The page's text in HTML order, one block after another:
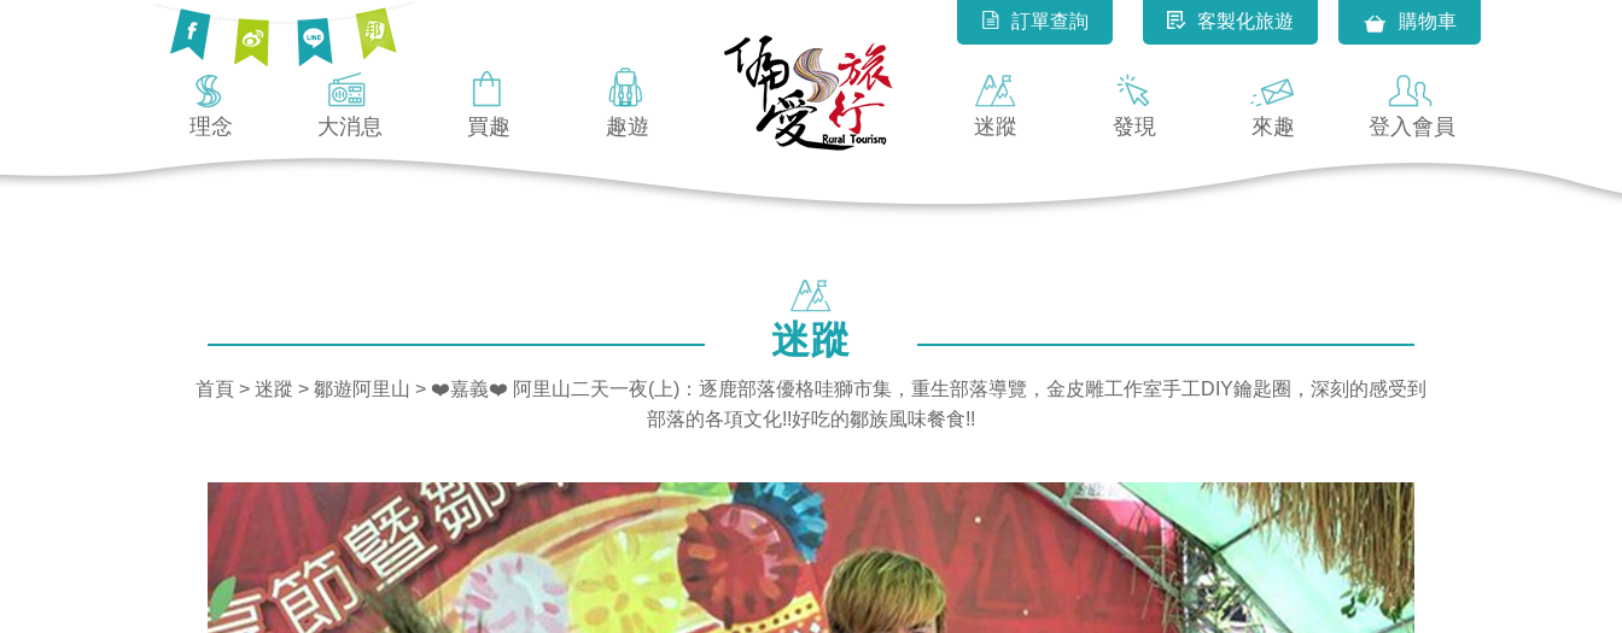
購物車
客製化旅遊
訂單查詢
理念 大消息 買趣 趣遊 迷蹤 發現 來趣 登入會員
迷蹤
首頁 > 迷蹤 > 鄒遊阿里山 > ❤️嘉義❤️ 阿里山二天一夜(上)：逐鹿部落優格哇獅市集，重生部落導覽，金皮雕工作室手工DIY鑰匙圈，深刻的感受到
部落的各項文化!!好吃的鄒族風味餐食!!